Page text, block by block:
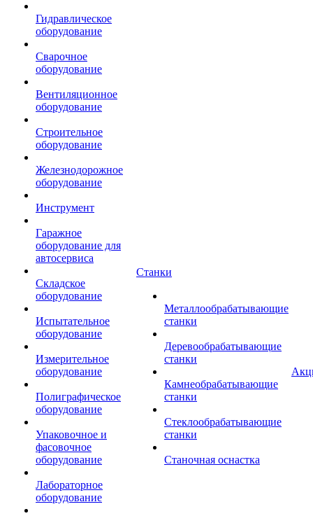
Гидравлическое
оборудование
Сварочное
оборудование
Вентиляционное
оборудование
Строительное
оборудование
Железнодорожное
оборудование
Инструмент
Гаражное
оборудование для
автосервиса
Складское
оборудование
Испытательное
оборудование
Измерительное
оборудование
Полиграфическое
оборудование
Упаковочное и
фасовочное
оборудование
Лабораторное
оборудование
Станки
Металлообрабатывающие
станки
Деревообрабатывающие
станки
Камнеобрабатывающие
станки
Стеклообрабатывающие
станки
Станочная оснастка